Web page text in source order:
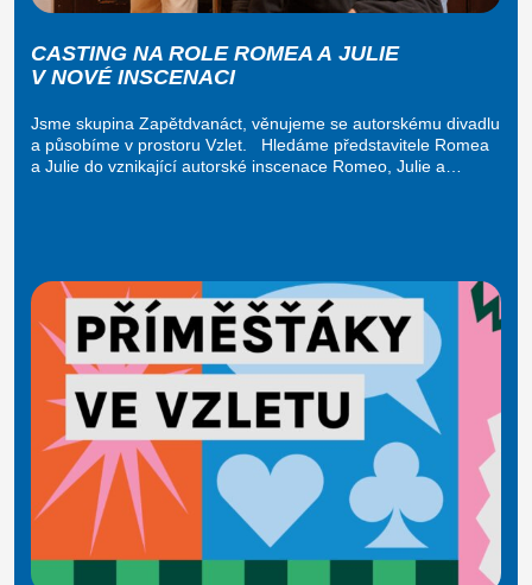
CASTING NA ROLE ROMEA A JULIE
V NOVÉ INSCENACI
Jsme skupina Zapětdvanáct, věnujeme se autorskému divadlu
a působíme v prostoru Vzlet. Hledáme představitele Romea
a Julie do vznikající autorské inscenace Romeo, Julie a…